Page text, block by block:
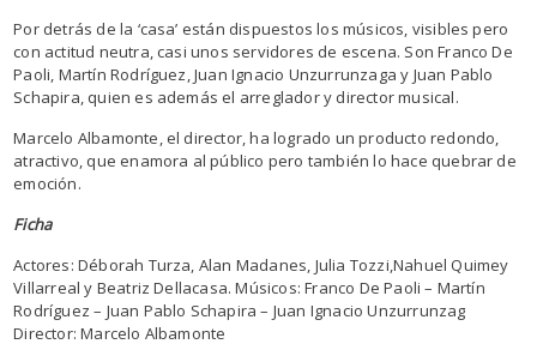
Por detrás de la ‘casa’ están dispuestos los músicos, visibles pero
con actitud neutra, casi unos servidores de escena. Son Franco De
Paoli, Martín Rodríguez, Juan Ignacio Unzurrunzaga y Juan Pablo
Schapira, quien es además el arreglador y director musical.
Marcelo Albamonte, el director, ha logrado un producto redondo,
atractivo, que enamora al público pero también lo hace quebrar de
emoción.
Ficha
Actores: Déborah Turza, Alan Madanes, Julia Tozzi,Nahuel Quimey
Villarreal y Beatriz Dellacasa. Músicos: Franco De Paoli – Martín
Rodríguez – Juan Pablo Schapira – Juan Ignacio Unzurrunzag
Director: Marcelo Albamonte